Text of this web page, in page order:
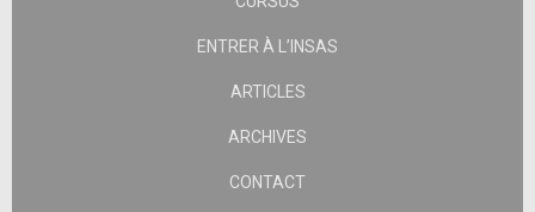
ENTRER À L’INSAS
ARTICLES
ARCHIVES
CONTACT